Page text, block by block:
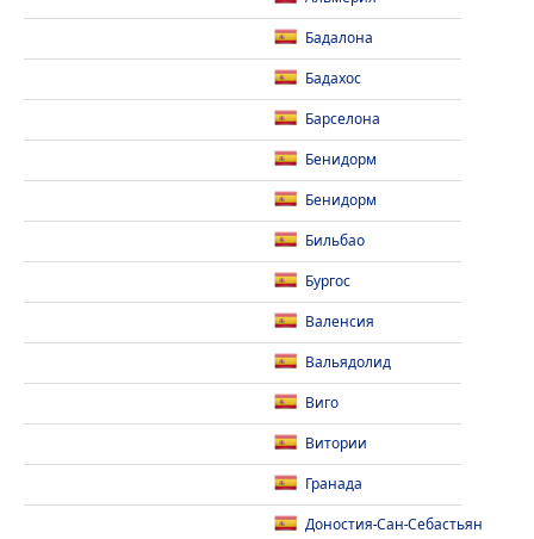
Бадалона
Бадахос
Барселона
Бенидорм
Бенидорм
Бильбао
Бургос
Валенсия
Вальядолид
Виго
Витории
Гранада
Доностия-Сан-Себастьян